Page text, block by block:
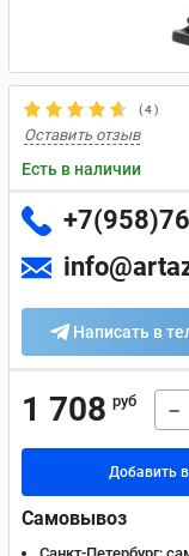
(4)
Оставить отзыв
Есть в наличии
Написать в
1 708 руб −
Добавить
Самовывоз